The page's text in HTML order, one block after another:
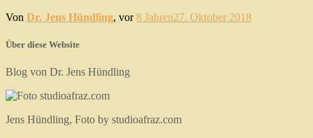
Von Dr. Jens Hündling, vor8 Jahren27. Oktober 2018
Über diese Website
Blog von Dr. Jens Hündling
Jens Hündling, Foto by studioafraz.com